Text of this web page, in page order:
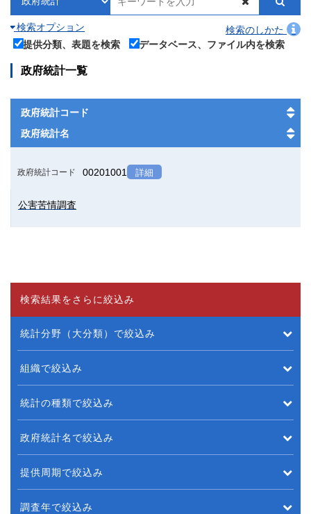
検索オプション
検索のしかた
提供分類、表題を検索
データベース、ファイル内を検索
政府統計一覧
政府統計コード
政府統計名
政府統計コード 00201001 詳細
公害苦情調査
検索結果をさらに絞込み
統計分野（大分類）で絞込み
組織で絞込み
統計の種類で絞込み
政府統計名で絞込み
提供周期で絞込み
調査年で絞込み